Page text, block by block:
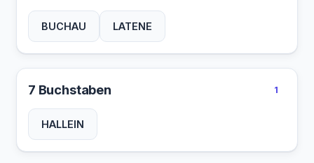
BUCHAU LATENE
7 Buchstaben 1
HALLEIN